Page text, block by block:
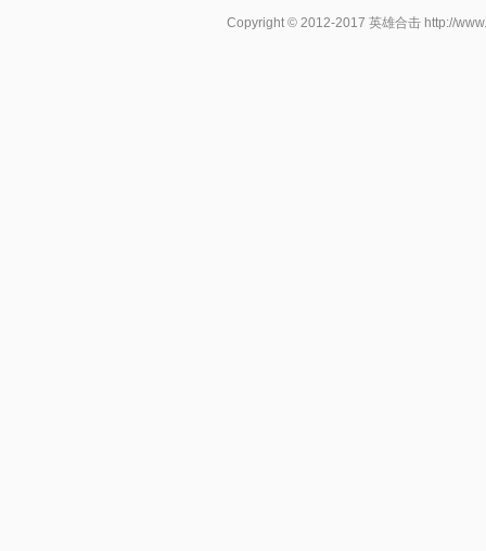
Copyright © 2012-2017 英雄合击 http://